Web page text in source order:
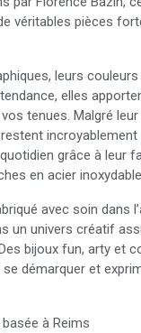
véritables pièces
leurs
elles
tenues. Malgré leur
grâce à leur
en acier
avec soin dans
un univers créatif
bijoux fun, arty et
démarquer et
à Reims